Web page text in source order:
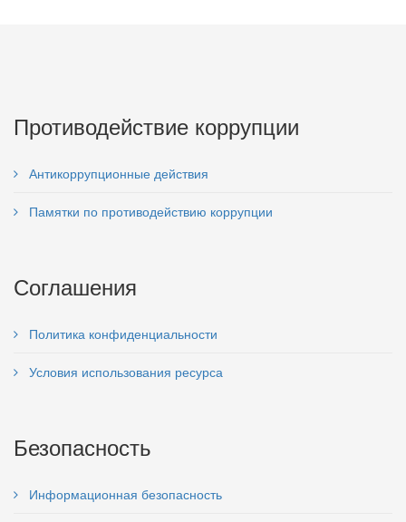
Противодействие коррупции
Антикоррупционные действия
Памятки по противодействию коррупции
Соглашения
Политика конфиденциальности
Условия использования ресурса
Безопасность
Информационная безопасность